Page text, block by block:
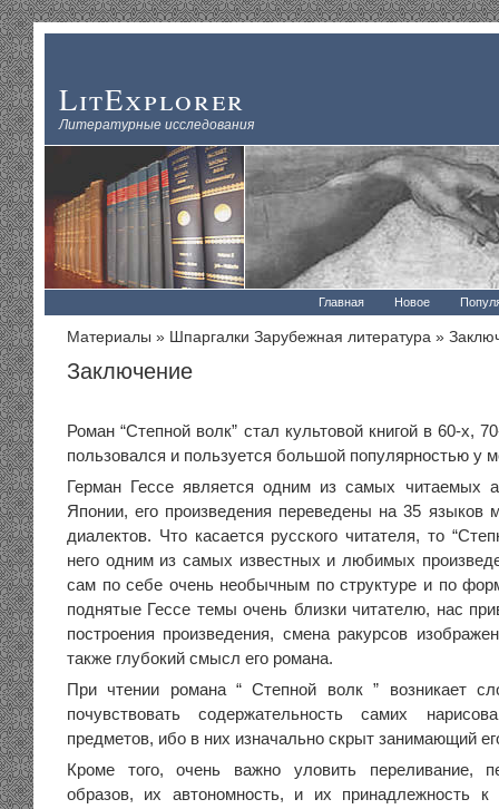
LitExplorer
Литературные исследования
Главная Новое
Материалы » Шпаргалки Зарубежная литература »
Заключение
Роман “Степной волк” стал культовой книгой в 60-х,
пользовался и пользуется большой популярностью у
Герман Гессе является одним из самых читаемых
Японии, его произведения переведены на 35 языков
диалектов. Что касается русского читателя, то
него одним из самых известных и любимых
сам по себе очень необычным по структуре и по
поднятые Гессе темы очень близки читателю, нас
построения произведения, смена ракурсов
также глубокий смысл его романа.
При чтении романа “ Степной волк ” возникает
почувствовать содержательность самих
предметов, ибо в них изначально скрыт занимающий
Кроме того, очень важно уловить переливание,
образов, их автономность, и их принадлежность